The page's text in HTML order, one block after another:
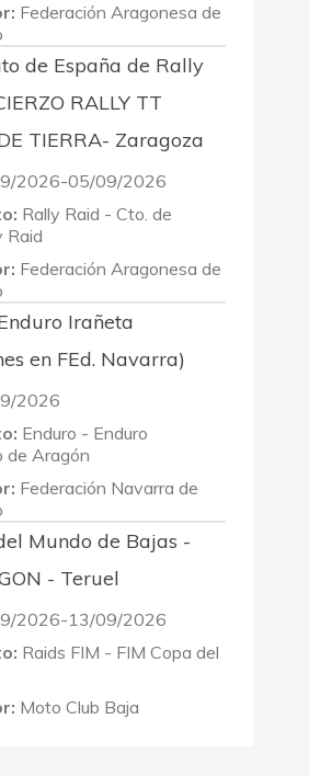
Federación Aragonesa de
de España de Rally
RALLY TT
TIERRA- Zaragoza
2026-05/09/2026
Rally Raid - Cto. de
Raid
Federación Aragonesa de
Irañeta
en FEd. Navarra)
2026
Enduro - Enduro
de Aragón
Federación Navarra de
Mundo de Bajas -
- Teruel
2026-13/09/2026
Raids FIM - FIM Copa del
Moto Club Baja